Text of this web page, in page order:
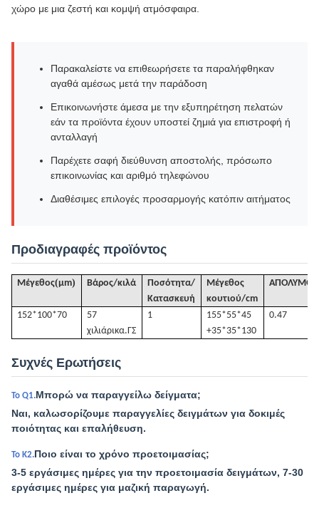
χώρο με μια ζεστή και κομψή ατμόσφαιρα.
Παρακαλείστε να επιθεωρήσετε τα παραλήφθηκαν
αγαθά αμέσως μετά την παράδοση
Επικοινωνήστε άμεσα με την εξυπηρέτηση πελατών
εάν τα προϊόντα έχουν υποστεί ζημιά για επιστροφή ή
ανταλλαγή
Παρέχετε σαφή διεύθυνση αποστολής, πρόσωπο
επικοινωνίας και αριθμό τηλεφώνου
Διαθέσιμες επιλογές προσαρμογής κατόπιν αιτήματος
Προδιαγραφές προϊόντος
Μέγεθος(μm) Βάρος/κιλά
Ποσότητα/
Κατασκευή
Μέγεθος
κουτιού/cm
ΑΠΟΛΥΜΟΣ
152*100*70
57
χιλιάρικα.ΓΣ
1
155*55*45
+35*35*130
0.47
Συχνές Ερωτήσεις
Το Q1.Μπορώ να παραγγείλω δείγματα;
Ναι, καλωσορίζουμε παραγγελίες δειγμάτων για δοκιμές
ποιότητας και επαλήθευση.
Το Κ2.Ποιο είναι το χρόνο προετοιμασίας;
3-5 εργάσιμες ημέρες για την προετοιμασία δειγμάτων, 7-30
εργάσιμες ημέρες για μαζική παραγωγή.